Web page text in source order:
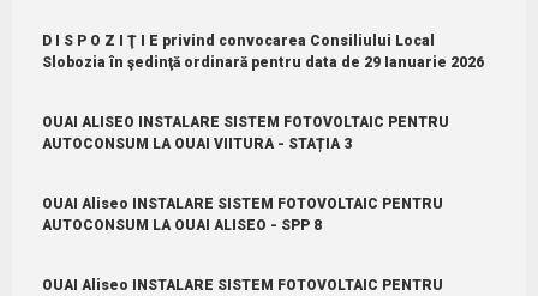
D I S P O Z I Ţ I E privind convocarea Consiliului Local
Slobozia în şedinţă ordinară pentru data de 29 Ianuarie 2026
OUAI ALISEO INSTALARE SISTEM FOTOVOLTAIC PENTRU
AUTOCONSUM LA OUAI VIITURA - STAȚIA 3
OUAI Aliseo INSTALARE SISTEM FOTOVOLTAIC PENTRU
AUTOCONSUM LA OUAI ALISEO - SPP 8
OUAI Aliseo INSTALARE SISTEM FOTOVOLTAIC PENTRU